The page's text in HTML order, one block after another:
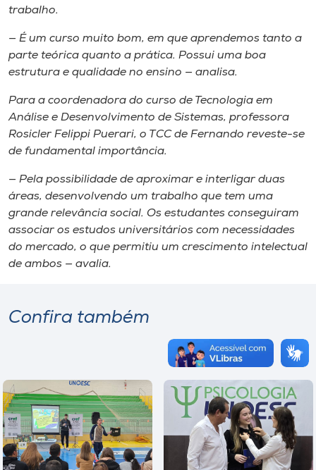
trabalho.
— É um curso muito bom, em que aprendemos tanto a
parte teórica quanto a prática. Possui uma boa
estrutura e qualidade no ensino — analisa.
Para a coordenadora do curso de Tecnologia em
Análise e Desenvolvimento de Sistemas, professora
Rosicler Felippi Puerari, o TCC de Fernando reveste-se
de fundamental importância.
— Pela possibilidade de aproximar e interligar duas
áreas, desenvolvendo um trabalho que tem uma
grande relevância social. Os estudantes conseguiram
associar os estudos universitários com necessidades
do mercado, o que permitiu um crescimento intelectual
de ambos — avalia.
Confira também